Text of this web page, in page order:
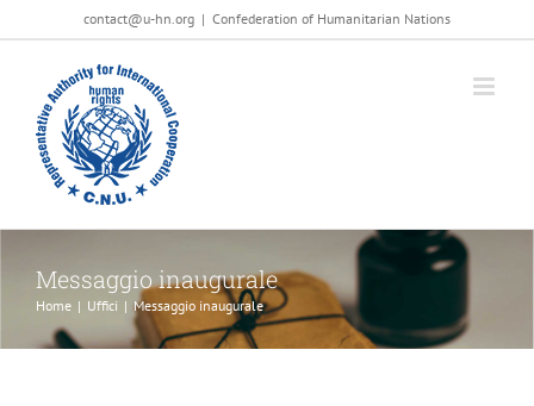
al
contenuto
contact@u-hn.org | Confederation of Humanitarian Nations
Messaggio inaugurale
Home | Uffici | Messaggio inaugurale